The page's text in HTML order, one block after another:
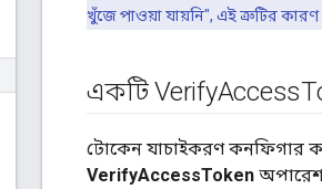
খুঁজে পাওয়া যায়নি", এই ত্রুটির
একটি VerifyAccess
টোকেন যাচাইকরণ কনফিগার
VerifyAccessToken